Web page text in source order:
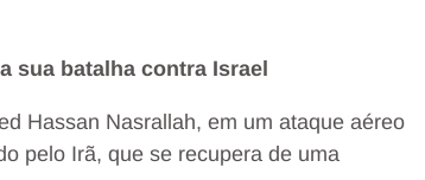
sua batalha contra Israel
Hassan Nasrallah, em um ataque aéreo
pelo Irã, que se recupera de uma